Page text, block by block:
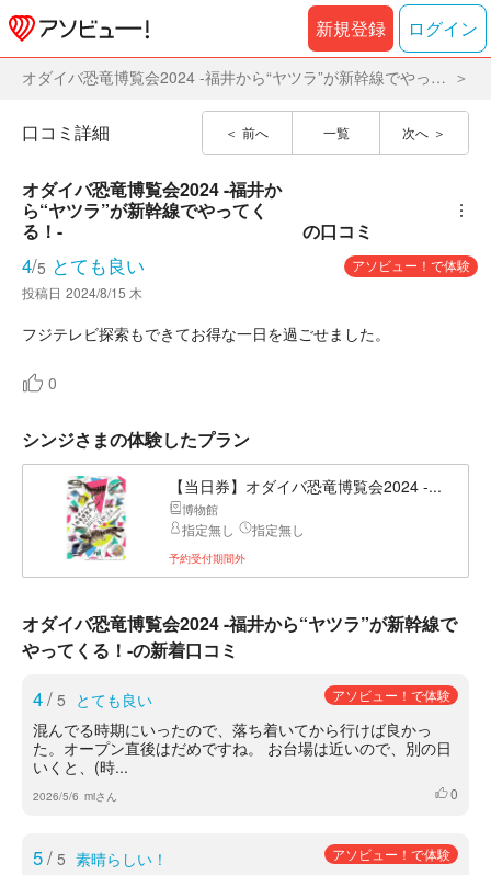
新規登録 ログイン
オダイバ恐竜博覧会2024 -福井から“ヤツラ”が新幹線でやってくる！-
前へ 一覧 次へ
口コミ詳細
オダイバ恐竜博覧会2024 -福井か
ら“ヤツラ”が新幹線でやってく
る！-
の口コミ
︙
4/5 とても良い
アソビュー！で体験
投稿日 2024/8/15 木
フジテレビ探索もできてお得な一日を過ごせました。
0
シンジさまの体験したプラン
【当日券】オダイバ恐竜博覧会2024 -...
博物館
指定無し 指定無し
予約受付期間外
オダイバ恐竜博覧会2024 -福井から“ヤツラ”が新幹線で
やってくる！-の新着口コミ
4/ 5 とても良い アソビュー！で体験
混んでる時期にいったので、落ち着いてから行けば良かっ
た。オープン直後はだめですね。 お台場は近いので、別の日
いくと、(時...
2026/5/6 miさん いいね
0
5/ 5 素晴らしい！ アソビュー！で体験